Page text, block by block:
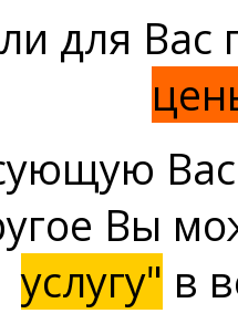
для Вас
Вы
услугу" в